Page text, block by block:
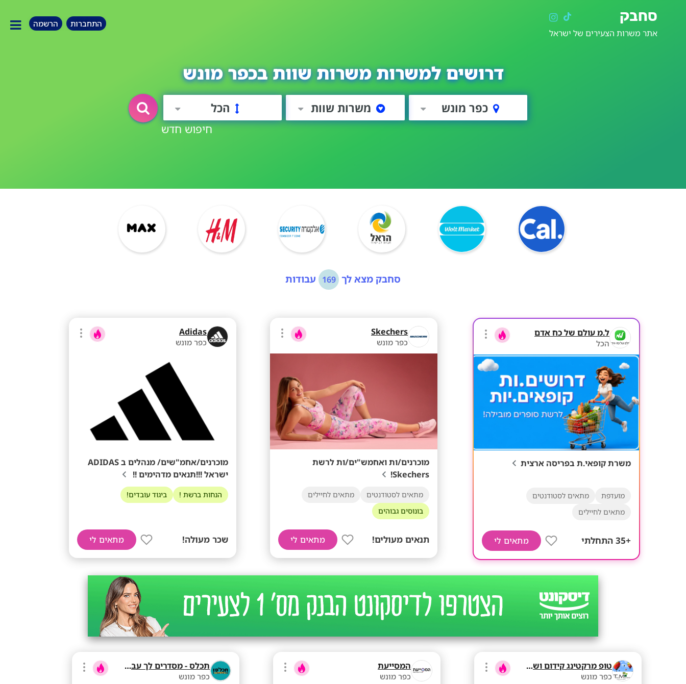
סחבק
אתר משרות הצעירים של ישראל
התחברות הרשמה
דרושים למשרות משרות שוות בכפר מונש
כפר מונש משרות שוות הכל
חיפוש חדש
סחבק מצא לך 169 עבודות
ל.מ עולם של כח אדם
הכל
משרת קופאי.ת בפריסה ארצית
מועדפת
מתאים לסטודנטים
מתאים לחיילים
+35 התחלתי מתאים לי
Skechers
כפר מונש
מוכרנים/ות ואחמש"ים/ות לרשת
Skechers!
מתאים לסטודנטים
מתאים לחיילים
בונוסים גבוהים
תנאים מעולים! מתאים לי
Adidas
כפר מונש
מוכרנים/אחמ"שים/ מנהלים ב ADIDAS
ישראל !!!תנאים מדהימים !!
הנחות ברשת ! ביגוד עובדים!
שכר מעולה! מתאים לי
טופ מרקטינג קידום ושיווק בע"מ
כפר מונש
המסייעת
כפר מונש
תכלס - מסדרים לך עבודה
כפר מונש